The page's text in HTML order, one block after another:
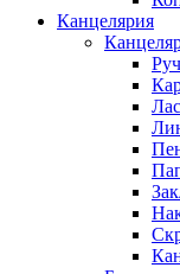
Канцелярия